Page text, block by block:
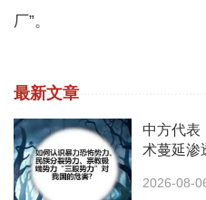
厂”。
最新文章
中方代表
术蔓延渗
2026-08-